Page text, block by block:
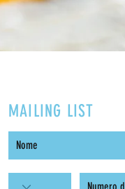
MAILING LIST